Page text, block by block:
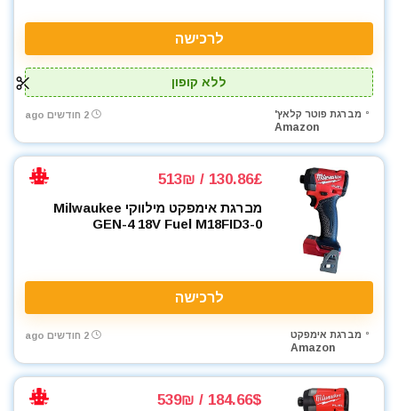
לרכישה
ללא קופון
מברגת פוטר קלאץ'
Amazon
2 חודשים ago
130.86£ / 513₪
מברגת אימפקט מילווקי Milwaukee
GEN-4 18V Fuel M18FID3-0
לרכישה
מברגת אימפקט
Amazon
2 חודשים ago
184.66$ / 539₪